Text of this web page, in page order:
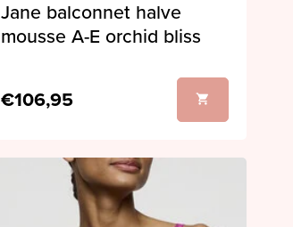
Jane balconnet halve
mousse A-E orchid bliss
€106,95